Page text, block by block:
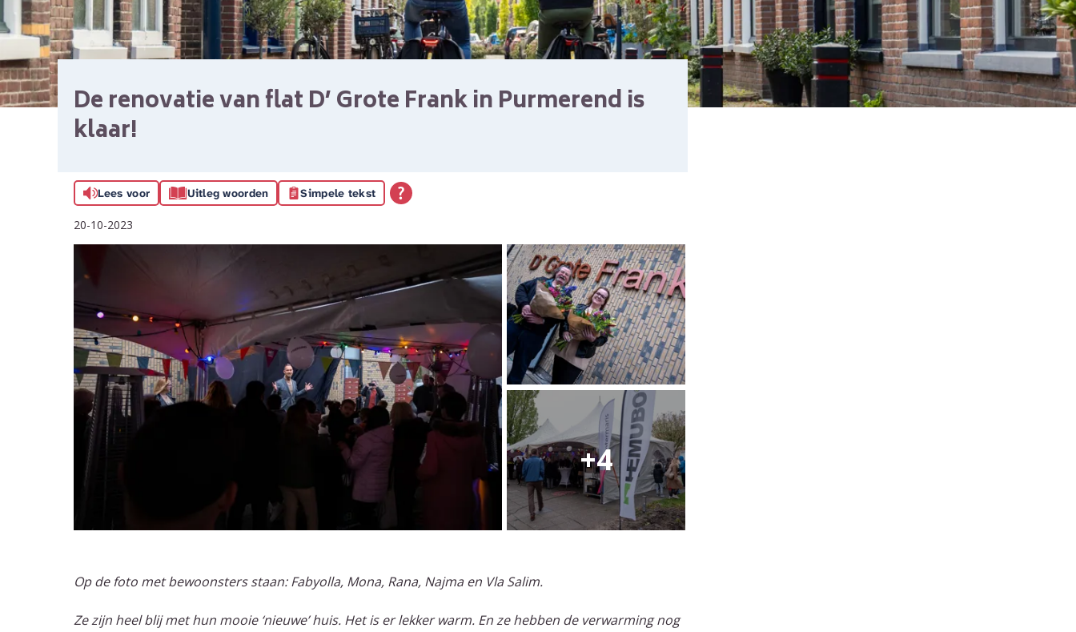
De renovatie van flat D’ Grote Frank in Purmerend is
klaar!
Lees voor Uitleg woorden Simpele tekst
20-10-2023
Op de foto met bewoonsters staan:Fabyolla, Mona, Rana, Najma en Vla Salim.
Ze zijn heel blij met hun mooie ‘nieuwe’ huis. Het is er lekker warm. En ze hebben de verwarming nog